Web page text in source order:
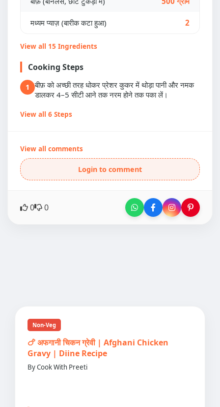
मध्यम प्याज़ (बारीक कटा हुआ) 2
View all 15 Ingredients
Cooking Steps
1
बीफ़ को अच्छी तरह धोकर प्रेशर कुकर में थोड़ा पानी और नमक
डालकर 4–5 सीटी आने तक नरम होने तक पका लें।
View all 6 Steps
View all comments
Login to comment
0 0
Non-Veg
🍗 अफगानी चिकन ग्रेवी | Afghani Chicken
Gravy | Diine Recipe
By Cook With Preeti